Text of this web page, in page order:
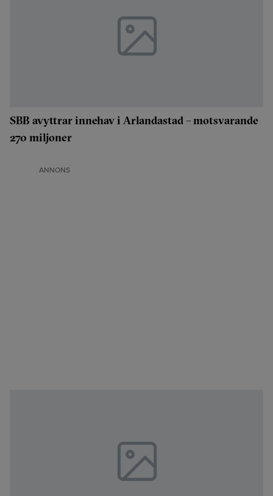
SBB avyttrar innehav i Arlandastad – motsvarande
270 miljoner
ANNONS